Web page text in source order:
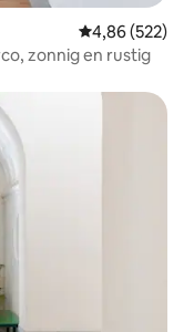
Gemiddelde
4,86 (522)
zonnig en rustig